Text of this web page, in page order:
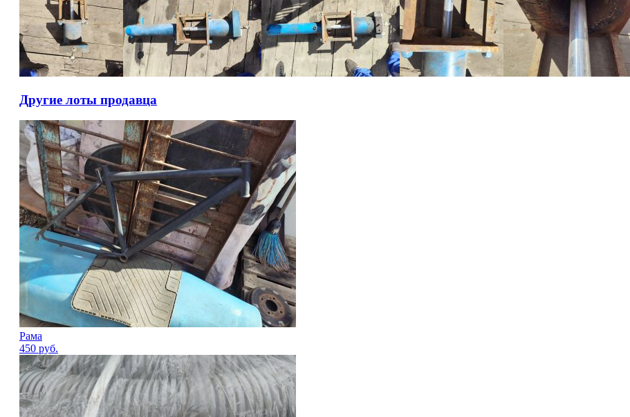
Другие лоты продавца
Рама
450 руб.